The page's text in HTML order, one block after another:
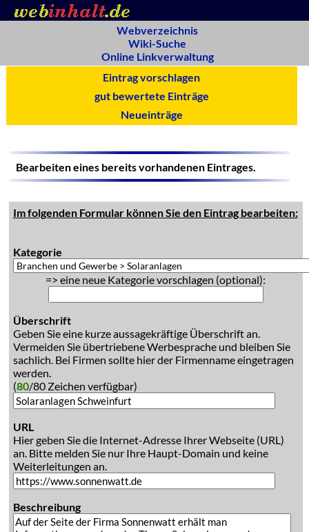
Webverzeichnis
Wiki-Suche
Online Linkverwaltung
Eintrag vorschlagen
gut bewertete Einträge
Neueinträge
Bearbeiten eines bereits vorhandenen Eintrages.
Im folgenden Formular können Sie den Eintrag bearbeiten:
Kategorie
=> eine neue Kategorie vorschlagen (optional):
Überschrift
Geben Sie eine kurze aussagekräftige Überschrift an.
Vermeiden Sie übertriebene Werbesprache und bleiben Sie
sachlich. Bei Firmen sollte hier der Firmenname eingetragen
werden.
(80/80 Zeichen verfügbar)
URL
Hier geben Sie die Internet-Adresse Ihrer Webseite (URL)
an. Bitte melden Sie nur Ihre Haupt-Domain und keine
Weiterleitungen an.
Beschreibung